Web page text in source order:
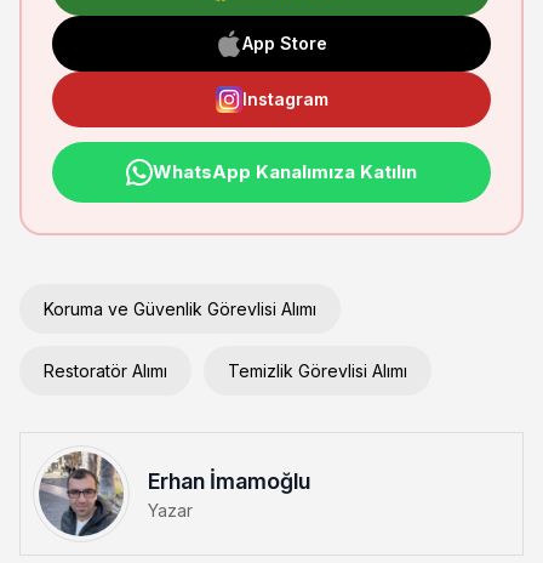
App Store
Instagram
WhatsApp Kanalımıza Katılın
Koruma ve Güvenlik Görevlisi Alımı
Restoratör Alımı Temizlik Görevlisi Alımı
Erhan İmamoğlu
Yazar